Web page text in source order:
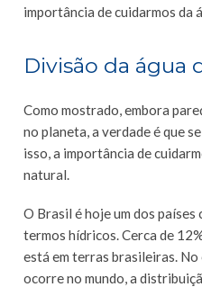
importância de cuidarmos da
Divisão da água
Como mostrado, embora
no planeta, a verdade é que
isso, a importância de
natural.
O Brasil é hoje um dos países
termos hídricos. Cerca de
está em terras brasileiras.
ocorre no mundo, a